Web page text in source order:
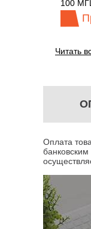
100
Читать
Оплата